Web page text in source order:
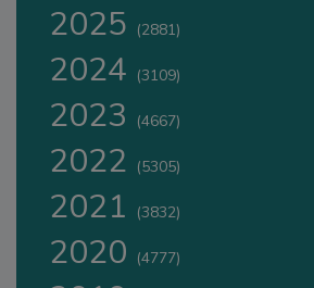
2025 (2881)
2024 (3109)
2023 (4667)
2022 (5305)
2021 (3832)
2020 (4777)